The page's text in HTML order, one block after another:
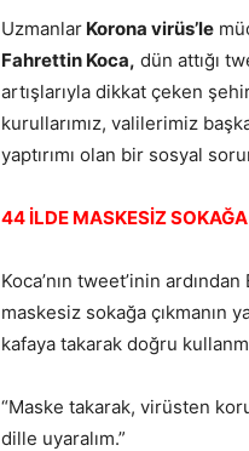
Uzmanlar Korona virüs’le
Fahrettin Koca, dün attığı
artışlarıyla dikkat çeken
kurullarımız, valilerimiz
yaptırımı olan bir sosyal
44 İLDE MASKESİZ
Koca’nın tweet’inin
maskesiz sokağa çıkmanın
kafaya takarak doğru
“Maske takarak, virüsten
dille uyaralım.”